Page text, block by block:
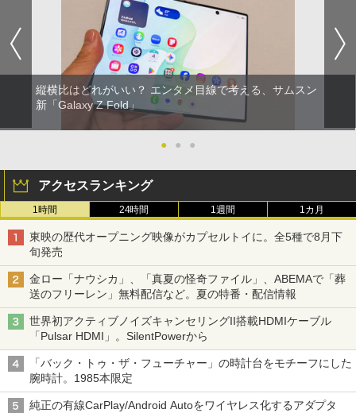
縦横比はどれがいい？ エンタメ目線で考える、サムスン
新「Galaxy Z Fold」
● ● ●
アクセスランキング
1時間 24時間 1週間 1カ月
東映の歴代オープニング映像がカプセルトイに。全5種で8月下
旬発売
金ロー「ナウシカ」、「真夏の怪奇ファイル」、ABEMAで「葬
送のフリーレン」無料配信など。夏の特番・配信情報
世界初アクティブノイズキャンセリングII搭載HDMIケーブル
「Pulsar HDMI」。SilentPowerから
「バック・トゥ・ザ・フューチャー」の時計台をモチーフにした
腕時計。1985本限定
純正の有線CarPlay/Android Autoをワイヤレス化するアダプタ